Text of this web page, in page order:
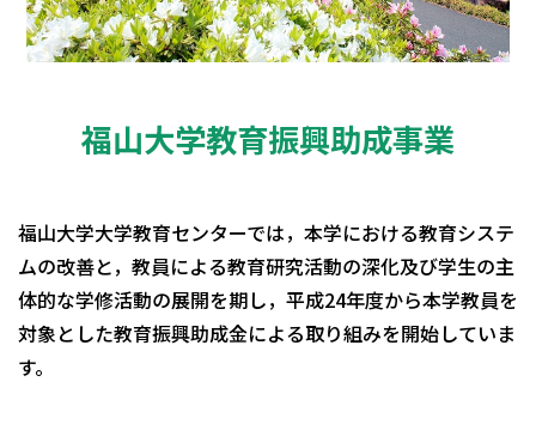
福山大学教育振興助成事業
福山大学大学教育センターでは，本学における教育システ
ムの改善と，教員による教育研究活動の深化及び学生の主
体的な学修活動の展開を期し，平成24年度から本学教員を
対象とした教育振興助成金による取り組みを開始していま
す。